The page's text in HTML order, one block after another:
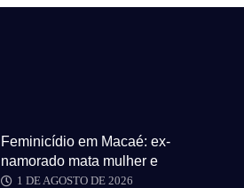
Feminicídio em Macaé: ex-
namorado mata mulher e
1 DE AGOSTO DE 2026